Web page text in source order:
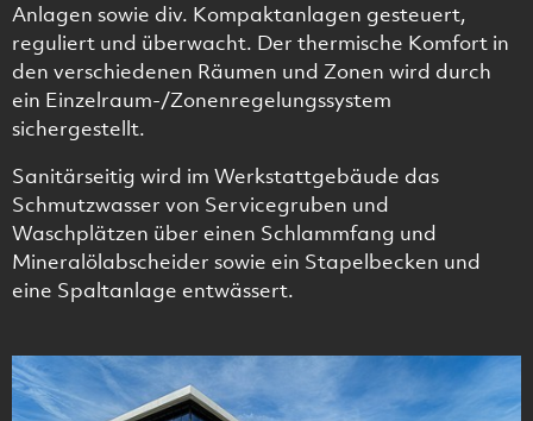
Anlagen sowie div. Kompaktanlagen gesteuert,
reguliert und überwacht. Der thermische Komfort in
den verschiedenen Räumen und Zonen wird durch
ein Einzelraum-/Zonenregelungssystem
sichergestellt.
Sanitärseitig wird im Werkstattgebäude das
Schmutzwasser von Servicegruben und
Waschplätzen über einen Schlammfang und
Mineralölabscheider sowie ein Stapelbecken und
eine Spaltanlage entwässert.